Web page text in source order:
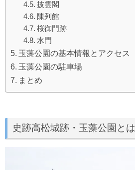
披雲閣
陳列館
桜御門跡
水門
玉藻公園の基本情報とアクセス
玉藻公園の駐車場
まとめ
史跡高松城跡・玉藻公園とは